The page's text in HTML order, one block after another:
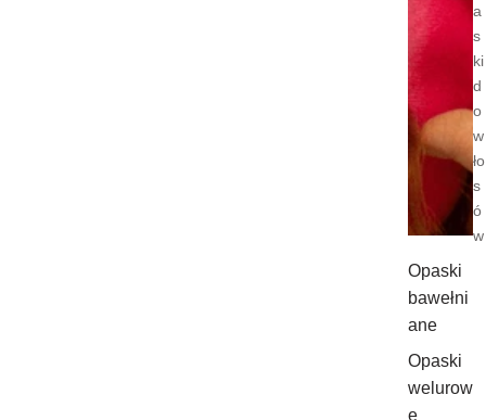
a
s
ki
d
o
w
ło
s
ó
w
Opaski
bawełni
ane
Opaski
welurow
e